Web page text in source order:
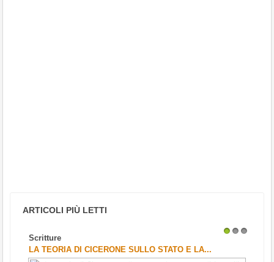
ARTICOLI PIÙ LETTI
Scritture
LA TEORIA DI CICERONE SULLO STATO E LA...